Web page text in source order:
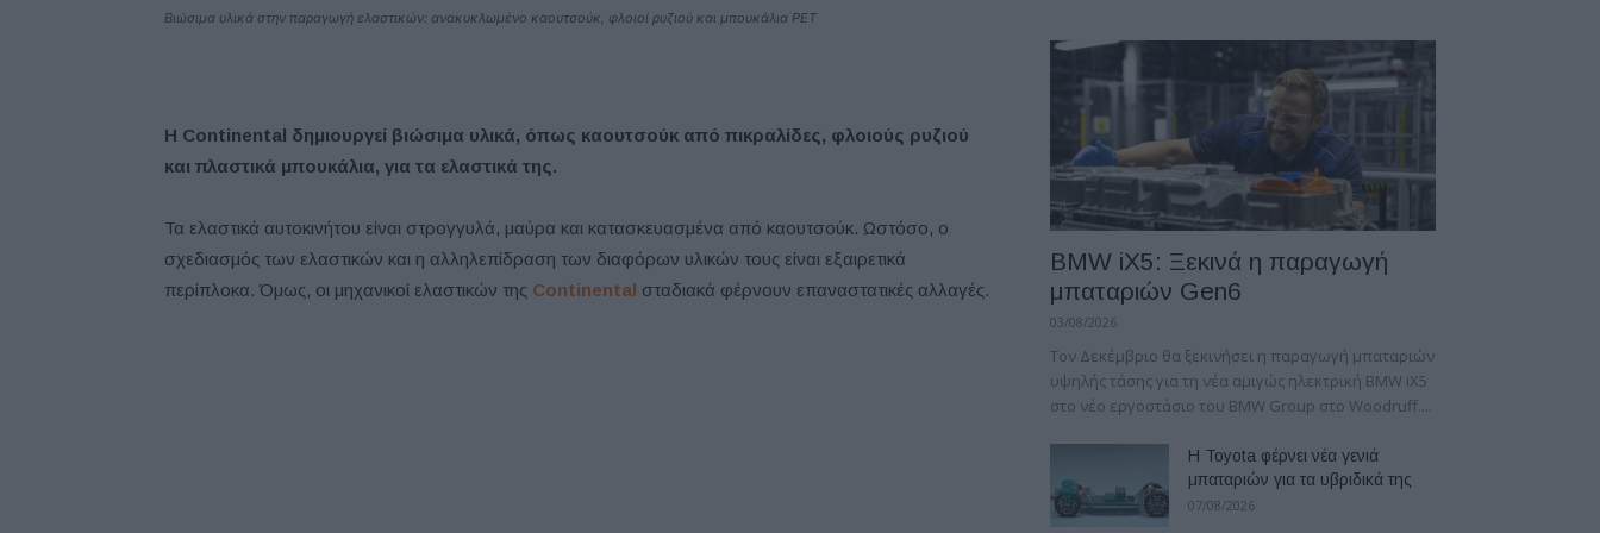
Βιώσιμα υλικά στην παραγωγή ελαστικών: ανακυκλωμένο καουτσούκ, φλοιοί ρυζιού και μπουκάλια PET
H Continental δημιουργεί βιώσιμα υλικά, όπως καουτσούκ από πικραλίδες, φλοιούς ρυζιού
και πλαστικά μπουκάλια, για τα ελαστικά της.
Τα ελαστικά αυτοκινήτου είναι στρογγυλά, μαύρα και κατασκευασμένα από καουτσούκ. Ωστόσο, ο
σχεδιασμός των ελαστικών και η αλληλεπίδραση των διαφόρων υλικών τους είναι εξαιρετικά
περίπλοκα. Όμως, οι μηχανικοί ελαστικών της Continental σταδιακά φέρνουν επαναστατικές αλλαγές.
BMW iX5: Ξεκινά η παραγωγή
μπαταριών Gen6
03/08/2026
Τον Δεκέμβριο θα ξεκινήσει η παραγωγή μπαταριών
υψηλής τάσης για τη νέα αμιγώς ηλεκτρική BMW iX5
στο νέο εργοστάσιο του BMW Group στο Woodruff....
Η Toyota φέρνει νέα γενιά
μπαταριών για τα υβριδικά της
07/08/2026